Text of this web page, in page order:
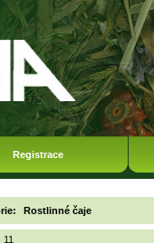
Registrace
Rostlinné čaje
11